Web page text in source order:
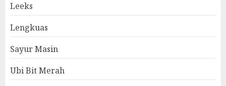
Leeks
Lengkuas
Sayur Masin
Ubi Bit Merah